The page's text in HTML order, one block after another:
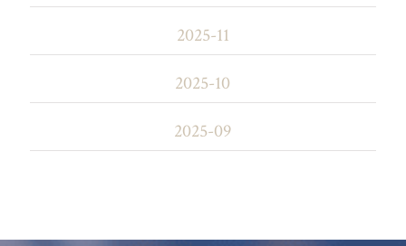
2025-11
2025-10
2025-09